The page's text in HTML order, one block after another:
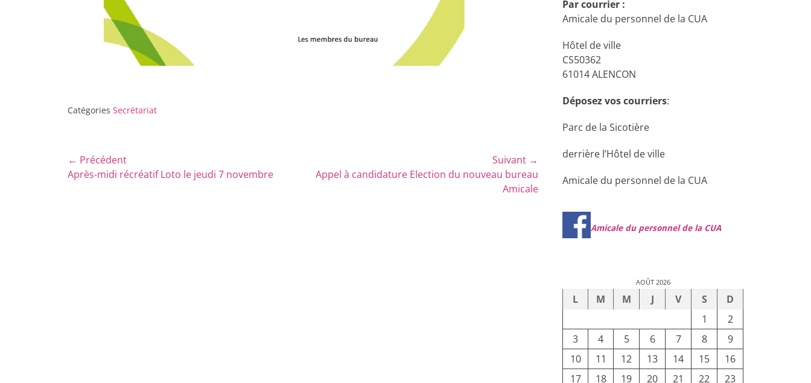
Catégories Secrétariat
Navigation
de
← Précédent
Article
Après-midi récréatif Loto le jeudi 7 novembre
Suivant →
Article
Appel à candidature Election du nouveau bureau
Amicale
Par courrier :
Amicale du personnel de la CUA
Hôtel de ville
CS50362
61014 ALENCON
Déposez vos courriers:
Parc de la Sicotière
derrière l’Hôtel de ville
Amicale du personnel de la CUA
Amicale du personnel de la CUA
AOÛT 2026
L M M J V S
D
1
2
3
4 5 6 7 8
9
10
11 12 13 14 15
16
17
18 19 20 21 22 23